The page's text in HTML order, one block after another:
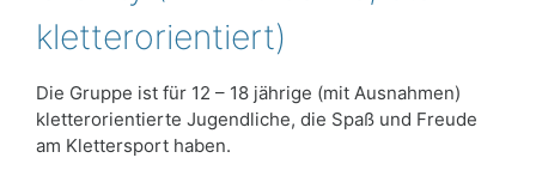
kletterorientiert)
Die Gruppe ist für 12 – 18 jährige (mit Ausnahmen)
kletterorientierte Jugendliche, die Spaß und Freude
am Klettersport haben.